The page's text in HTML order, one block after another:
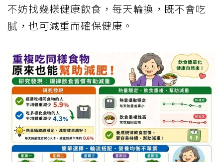
不妨找幾樣健康飲食，每天輪換，既不會吃
膩，也可減重而確保健康。